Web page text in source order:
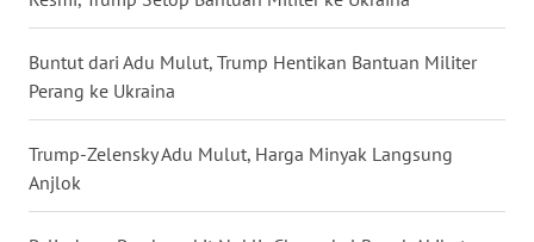
Buntut dari Adu Mulut, Trump Hentikan Bantuan Militer
Perang ke Ukraina
Trump-Zelensky Adu Mulut, Harga Minyak Langsung
Anjlok
WN
NUSANTARA
WN
JOGJA
WN